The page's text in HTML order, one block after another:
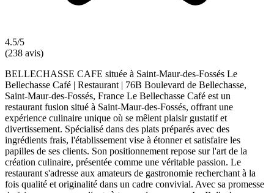
4.5/5
(238 avis)
BELLECHASSE CAFE située à Saint-Maur-des-Fossés Le
Bellechasse Café | Restaurant | 76B Boulevard de Bellechasse,
Saint-Maur-des-Fossés, France Le Bellechasse Café est un
restaurant fusion situé à Saint-Maur-des-Fossés, offrant une
expérience culinaire unique où se mêlent plaisir gustatif et
divertissement. Spécialisé dans des plats préparés avec des
ingrédients frais, l'établissement vise à étonner et satisfaire les
papilles de ses clients. Son positionnement repose sur l'art de la
création culinaire, présentée comme une véritable passion. Le
restaurant s'adresse aux amateurs de gastronomie recherchant à la
fois qualité et originalité dans un cadre convivial. Avec sa promesse